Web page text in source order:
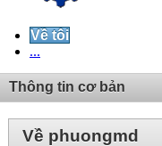
Về tôi
...
Thông tin cơ bản
Về phuongmd